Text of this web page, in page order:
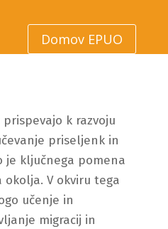
Domov EPUO
k razvoju
priseljenk in
je ključnega pomena
V okviru tega
učenje in
migracij in